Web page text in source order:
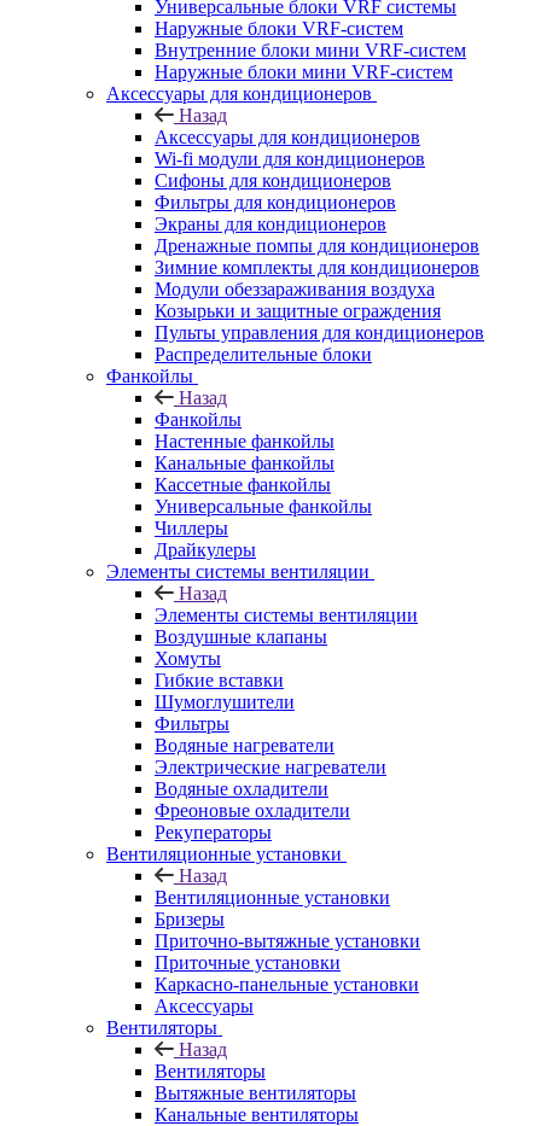
Универсальные блоки VRF системы
Наружные блоки VRF-систем
Внутренние блоки мини VRF-систем
Наружные блоки мини VRF-систем
Аксессуары для кондиционеров
Назад
Аксессуары для кондиционеров
Wi-fi модули для кондиционеров
Сифоны для кондиционеров
Фильтры для кондиционеров
Экраны для кондиционеров
Дренажные помпы для кондиционеров
Зимние комплекты для кондиционеров
Модули обеззараживания воздуха
Козырьки и защитные ограждения
Пульты управления для кондиционеров
Распределительные блоки
Фанкойлы
Назад
Фанкойлы
Настенные фанкойлы
Канальные фанкойлы
Кассетные фанкойлы
Универсальные фанкойлы
Чиллеры
Драйкулеры
Элементы системы вентиляции
Назад
Элементы системы вентиляции
Воздушные клапаны
Хомуты
Гибкие вставки
Шумоглушители
Фильтры
Водяные нагреватели
Электрические нагреватели
Водяные охладители
Фреоновые охладители
Рекуператоры
Вентиляционные установки
Назад
Вентиляционные установки
Бризеры
Приточно-вытяжные установки
Приточные установки
Каркасно-панельные установки
Аксессуары
Вентиляторы
Назад
Вентиляторы
Вытяжные вентиляторы
Канальные вентиляторы